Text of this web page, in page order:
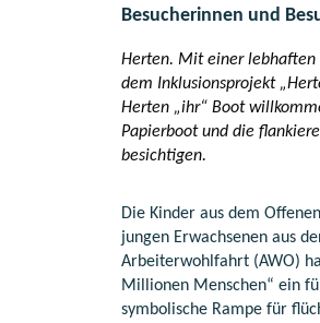
Besucherinnen und
Herten. Mit einer lebhaften
dem Inklusionsprojekt
Herten „ihr“ Boot
Papierboot und die
besichtigen.
Die Kinder aus dem
jungen Erwachsenen aus
Arbeiterwohlfahrt (AWO)
Millionen Menschen“ ein
symbolische Rampe für